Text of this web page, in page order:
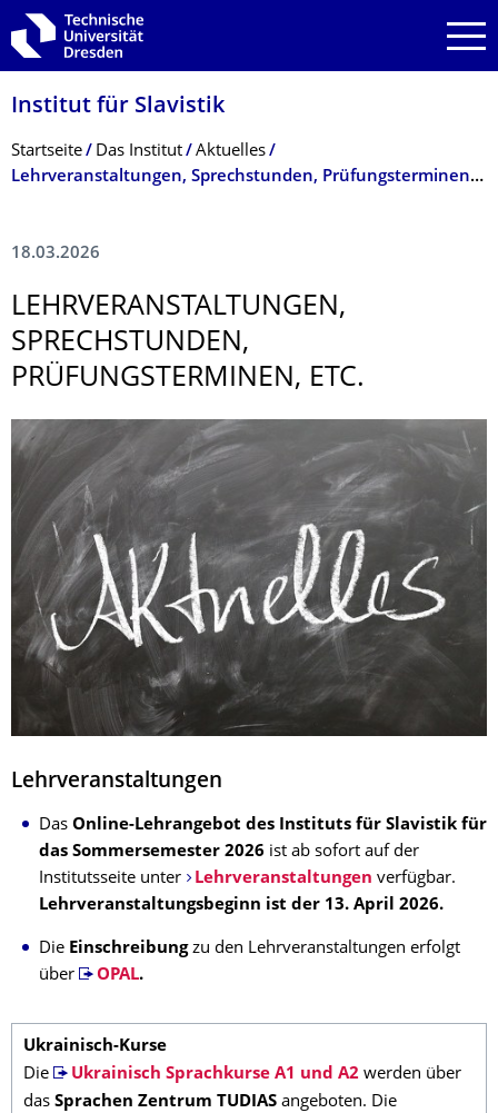
Zur Hauptnavigation springen
Zur Suche springen
Zum Inhalt springen
Institut für Slavistik
Breadcrumb-Menü
Startseite Das Institut
Aktuelles
Lehrveranstaltungen, Sprechstunden, Prüfungsterminen, etc.
18.03.2026
LEHRVERANSTAL­TUNGEN,
SPRECHSTUNDEN,
PRÜFUNGSTERMI­NEN, ETC.
Lehrveranstaltungen
Das Online-Lehrangebot des Instituts für Slavistik für
das Sommersemester 2026 ist ab sofort auf der
Institutsseite unter
Lehrveranstaltungen verfügbar.
Lehrveranstaltungsbeginn ist der 13. April 2026.
Die Einschreibungzu den Lehrveranstaltungen erfolgt
über
OPAL.
Ukrainisch-Kurse
Die
Ukrainisch Sprachkurse A1 und A2 werden über
das Sprachen Zentrum TUDIAS angeboten. Die